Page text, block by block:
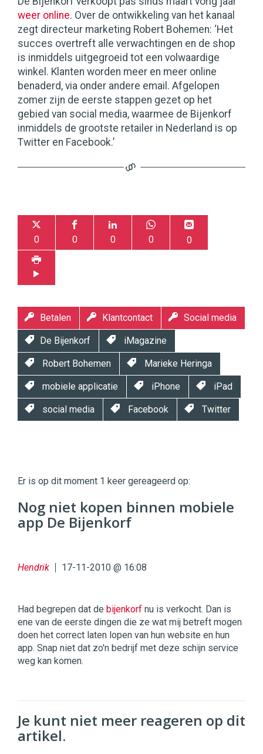
weer online. Over de ontwikkeling van het kanaal
zegt directeur marketing Robert Bohemen: ‘Het
succes overtreft alle verwachtingen en de shop
is inmiddels uitgegroeid tot een volwaardige
winkel. Klanten worden meer en meer online
benaderd, via onder andere email. Afgelopen
zomer zijn de eerste stappen gezet op het
gebied van social media, waarmee de Bijenkorf
inmiddels de grootste retailer in Nederland is op
Twitter en Facebook.’
0 0 0 0 0
Betalen Klantcontact Social media
De Bijenkorf iMagazine
Robert Bohemen Marieke Heringa
mobiele applicatie iPhone iPad
social media Facebook Twitter
|
Digital
Commerce https://twinklemagazine.nl
96 54
Er is op dit moment 1 keer gereageerd op:
Nog niet kopen binnen mobiele
app De Bijenkorf
Hendrik 17-11-2010 @ 16:08
Had begrepen dat de bijenkorf nu is verkocht. Dan is
ene van de eerste dingen die ze wat mij betreft mogen
doen het correct laten lopen van hun website en hun
app. Snap niet dat zo'n bedrijf met deze schijn service
weg kan komen.
Je kunt niet meer reageren op dit
artikel.